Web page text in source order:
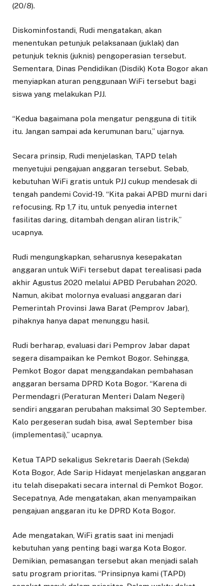
(20/8).
Diskominfostandi, Rudi mengatakan, akan
menentukan petunjuk pelaksanaan (juklak) dan
petunjuk teknis (juknis) pengoperasian tersebut.
Sementara, Dinas Pendidikan (Disdik) Kota Bogor akan
menyiapkan aturan penggunaan WiFi tersebut bagi
siswa yang melakukan PJJ.
“Kedua bagaimana pola mengatur pengguna di titik
itu. Jangan sampai ada kerumunan baru,” ujarnya.
Secara prinsip, Rudi menjelaskan, TAPD telah
menyetujui pengajuan anggaran tersebut. Sebab,
kebutuhan WiFi gratis untuk PJJ cukup mendesak di
tengah pandemi Covid-19. “Kita pakai APBD murni dari
refocusing. Rp 1,7 itu, untuk penyedia internet
fasilitas daring, ditambah dengan aliran listrik,”
ucapnya.
Rudi mengungkapkan, seharusnya kesepakatan
anggaran untuk WiFi tersebut dapat terealisasi pada
akhir Agustus 2020 melalui APBD Perubahan 2020.
Namun, akibat molornya evaluasi anggaran dari
Pemerintah Provinsi Jawa Barat (Pemprov Jabar),
pihaknya hanya dapat menunggu hasil.
Rudi berharap, evaluasi dari Pemprov Jabar dapat
segera disampaikan ke Pemkot Bogor. Sehingga,
Pemkot Bogor dapat menggandakan pembahasan
anggaran bersama DPRD Kota Bogor. “Karena di
Permendagri (Peraturan Menteri Dalam Negeri)
sendiri anggaran perubahan maksimal 30 September.
Kalo pergeseran sudah bisa, awal September bisa
(implementasi),” ucapnya.
Ketua TAPD sekaligus Sekretaris Daerah (Sekda)
Kota Bogor, Ade Sarip Hidayat menjelaskan anggaran
itu telah disepakati secara internal di Pemkot Bogor.
Secepatnya, Ade mengatakan, akan menyampaikan
pengajuan anggaran itu ke DPRD Kota Bogor.
Ade mengatakan, WiFi gratis saat ini menjadi
kebutuhan yang penting bagi warga Kota Bogor.
Demikian, pemasangan tersebut akan menjadi salah
satu program prioritas. “Prinsipnya kami (TAPD)